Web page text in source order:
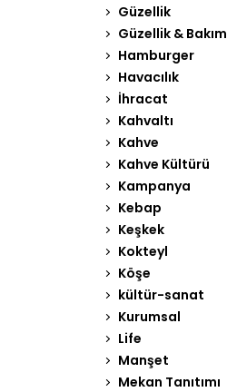
Güzellik
Güzellik & Bakım
Hamburger
Havacılık
İhracat
Kahvaltı
Kahve
Kahve Kültürü
Kampanya
Kebap
Keşkek
Kokteyl
Köşe
kültür-sanat
Kurumsal
Life
Manşet
Mekan Tanıtımı